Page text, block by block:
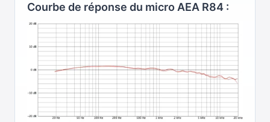
Courbe de réponse du micro AEA R84 :